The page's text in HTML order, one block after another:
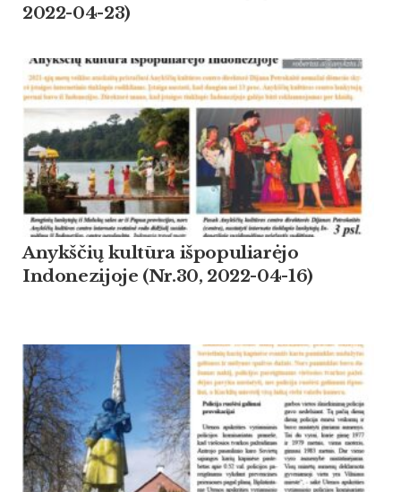
2022-04-23)
Anykščių kultūra išpopuliarėjo
Indonezijoje (Nr.30, 2022-04-16)